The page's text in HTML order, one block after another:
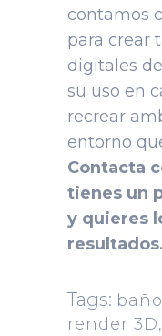
contamos
para crear
digitales
su uso en
recrear
entorno
Contacta
tienes un
y quieres
Tags:
render 3D,